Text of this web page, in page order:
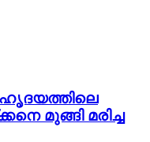
ഹൃദയത്തിലെ
മുങ്ങി മരിച്ച